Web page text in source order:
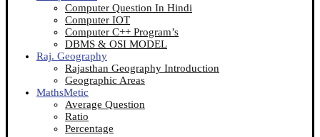
Computer Question In Hindi
Computer IOT
Computer C++ Program’s
DBMS & OSI MODEL
Raj. Geography
Rajasthan Geography Introduction
Geographic Areas
MathsMetic
Average Question
Ratio
Percentage